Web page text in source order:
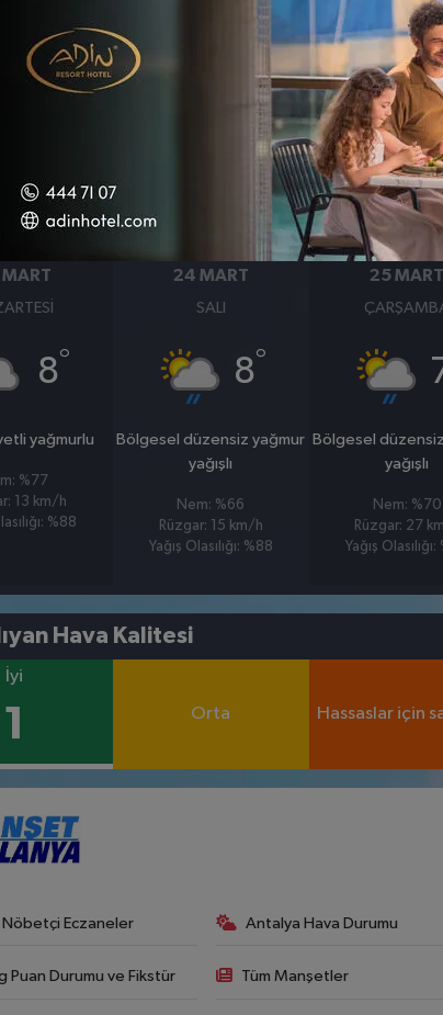
BASINÇ
1006
8°
yağmurlu
%77
13 km/h
%88
24 MART
SALI
8°
Bölgesel düzensiz yağmur
yağışlı
Nem: %66
Rüzgar: 15 km/h
Yağış Olasılığı: %88
25 MART
Bölgesel
yağışlı
Nem: %70
Rüzgar: 27
Yağış
Hava Kalitesi
İyi
1 Orta Hassaslar için
Eczaneler Antalya Hava Durumu
Puan Durumu ve Fikstür Tüm Manşetler